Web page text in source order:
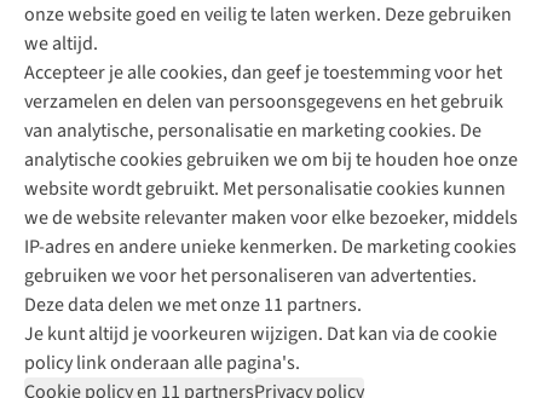
onze website goed en veilig te laten werken. Deze gebruiken
we altijd.
Accepteer je alle cookies, dan geef je toestemming voor het
verzamelen en delen van persoonsgegevens en het gebruik
van analytische, personalisatie en marketing cookies. De
analytische cookies gebruiken we om bij te houden hoe onze
website wordt gebruikt. Met personalisatie cookies kunnen
we de website relevanter maken voor elke bezoeker, middels
IP-adres en andere unieke kenmerken. De marketing cookies
gebruiken we voor het personaliseren van advertenties.
Deze data delen we met onze 11 partners.
Je kunt altijd je voorkeuren wijzigen. Dat kan via de cookie
policy link onderaan alle pagina's.
Cookie policy en 11 partnersPrivacy policy
Direct advies van een Buitenexpert
+31 (0)85 888 50 88
+31 6 12 28 49 80
Contactformulier